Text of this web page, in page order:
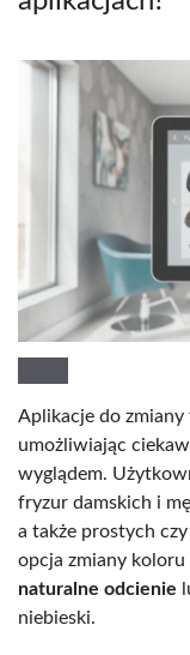
Aplikacje do
umożliwiając
wyglądem.
fryzur damskich i
a także prostych
opcja zmiany
naturalne odcienie
niebieski.